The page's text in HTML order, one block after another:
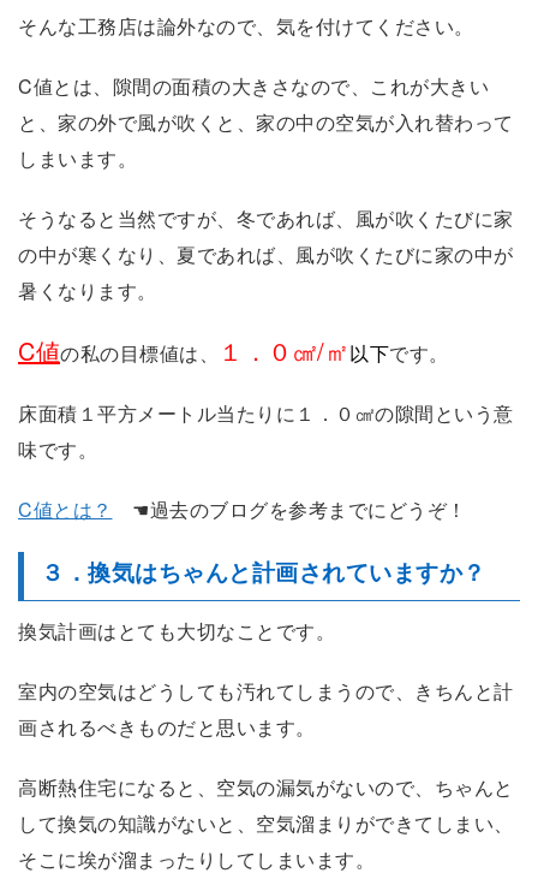
そんな工務店は論外なので、気を付けてください。
C値とは、隙間の面積の大きさなので、これが大きい
と、家の外で風が吹くと、家の中の空気が入れ替わって
しまいます。
そうなると当然ですが、冬であれば、風が吹くたびに家
の中が寒くなり、夏であれば、風が吹くたびに家の中が
暑くなります。
C値の私の目標値は、 １．０㎠/㎡以下です。
床面積１平方メートル当たりに１．０㎠の隙間という意
味です。
C値とは？ ☚過去のブログを参考までにどうぞ！
３．換気はちゃんと計画されていますか？
換気計画はとても大切なことです。
室内の空気はどうしても汚れてしまうので、きちんと計
画されるべきものだと思います。
高断熱住宅になると、空気の漏気がないので、ちゃんと
して換気の知識がないと、空気溜まりができてしまい、
そこに埃が溜まったりしてしまいます。